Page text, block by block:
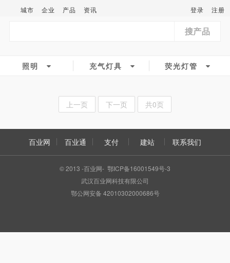
城市 企业 产品 资讯 登录 注册
搜产品
照明 充气灯具 荧光灯管
上一页 下一页 共0页
百业网 百业通 支付 建站 联系我们
© 2013 -百业网- 鄂ICP备16001549号-3
武汉百业网科技有限公司
鄂公网安备 42010302000686号